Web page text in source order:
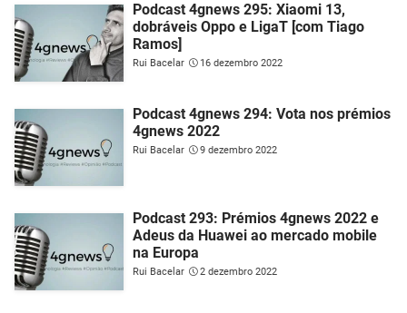
Podcast 4gnews 295: Xiaomi 13,
dobráveis Oppo e LigaT [com Tiago
Ramos]
Rui Bacelar 16 dezembro 2022
Podcast 4gnews 294: Vota nos prémios
4gnews 2022
Rui Bacelar 9 dezembro 2022
Podcast 293: Prémios 4gnews 2022 e
Adeus da Huawei ao mercado mobile
na Europa
Rui Bacelar 2 dezembro 2022